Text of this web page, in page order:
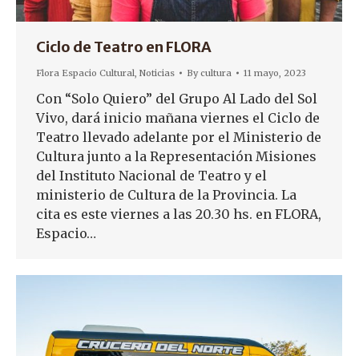
Ciclo de Teatro en FLORA
Flora Espacio Cultural, Noticias Bycultura 11 mayo, 2023
Con “Solo Quiero” del Grupo Al Lado del Sol
Vivo, dará inicio mañana viernes el Ciclo de
Teatro llevado adelante por el Ministerio de
Cultura junto a la Representación Misiones
del Instituto Nacional de Teatro y el
ministerio de Cultura de la Provincia. La
cita es este viernes a las 20.30 hs. en FLORA,
Espacio…